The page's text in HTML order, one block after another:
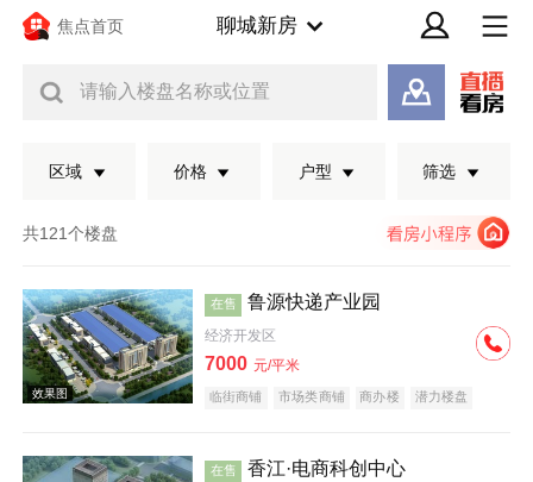
焦点首页 聊城新房
请输入楼盘名称或位置
区域 价格 户型 筛选
共121个楼盘
效果图
在售 鲁源快递产业园
经济开发区
7000 元/平米
临街商铺 市场类商铺 商办楼
潜力楼盘
在售 香江·电商科创中心